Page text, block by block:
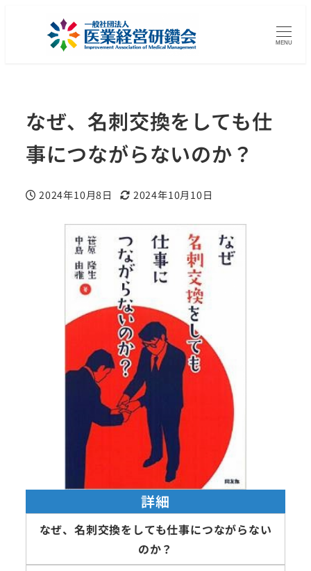
MENU
なぜ、名刺交換をしても仕
事につながらないのか？
投稿日
2024年10月8日
更新日
2024年10月10日
詳細
なぜ、名刺交換をしても仕事につながらない
のか？